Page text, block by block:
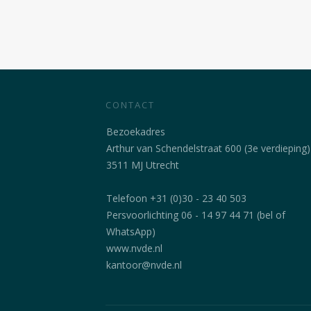
CONTACT
Bezoekadres
Arthur van Schendelstraat 600 (3e verdieping)
3511 MJ Utrecht
Telefoon +31 (0)30 - 23 40 503
Persvoorlichting 06 - 14 97 44 71 (bel of
WhatsApp)
www.nvde.nl
kantoor@nvde.nl